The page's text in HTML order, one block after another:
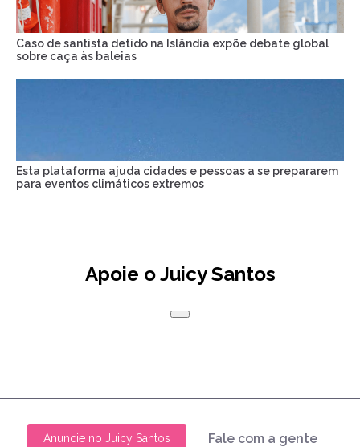
Caso de santista detido na Islândia expõe debate global
sobre caça às baleias
Esta plataforma ajuda cidades e pessoas a se prepararem
para eventos climáticos extremos
Apoie o Juicy Santos
Anuncie no Juicy Santos Fale com a gente